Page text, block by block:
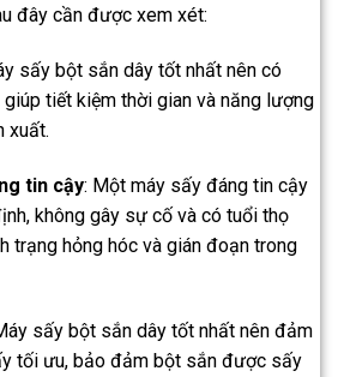
đây cần được xem xét:
sấy bột sắn dây tốt nhất nên có
giúp tiết kiệm thời gian và năng lượng
xuất.
tin cậy: Một máy sấy đáng tin cậy
không gây sự cố và có tuổi thọ
trạng hỏng hóc và gián đoạn trong
sấy bột sắn dây tốt nhất nên đảm
tối ưu, bảo đảm bột sắn được sấy